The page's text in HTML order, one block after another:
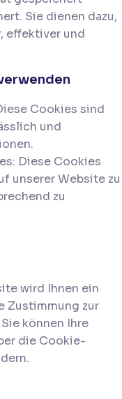
Sie dienen dazu,
effektiver und
Cookies sind
und
Diese Cookies
unserer Website zu
zu
wird Ihnen ein
Zustimmung zur
können Ihre
die Cookie-